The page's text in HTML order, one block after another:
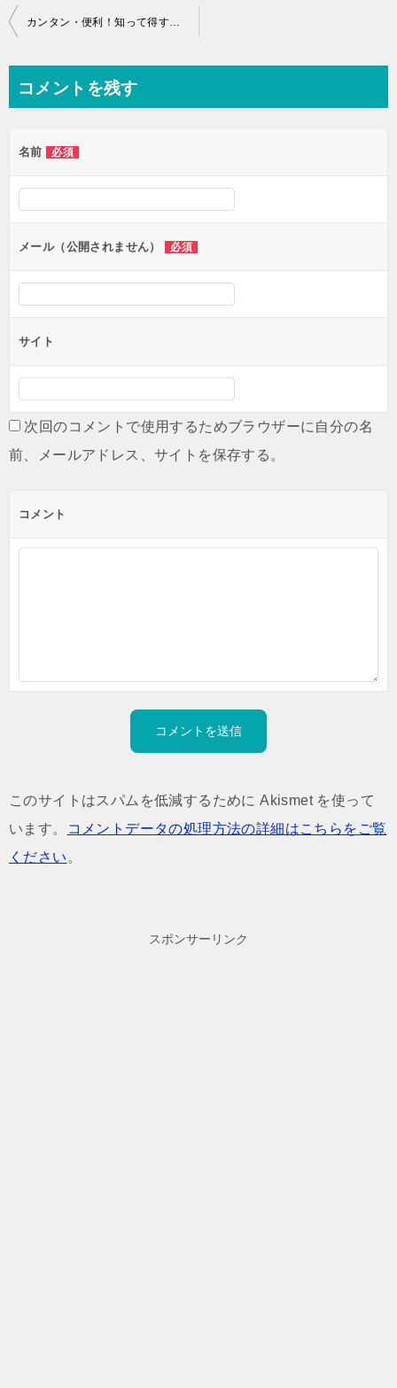
投
ビ
ー
シ
ン
カンタン・便利！知って得する洗濯の裏技をご紹介◎
コメントを残す
名前 必須
メール（公開されません） 必須
サイト
次回のコメントで使用するためブラウザーに自分の名
前、メールアドレス、サイトを保存する。
コメント
このサイトはスパムを低減するために Akismet を使って
います。
コメントデータの処理方法の詳細はこちらをご覧
ください 。
スポンサーリンク